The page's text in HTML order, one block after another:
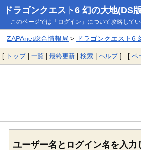
ドラゴンクエスト6 幻の大地(DS
このページでは「ログイン」について攻略してい
ZAPAnet総合情報局 > ドラゴンクエスト6
[ トップ| 一覧 | 最終更新 | 検索 | ヘルプ] [ ペ
ユーザー名とログイン名を入力